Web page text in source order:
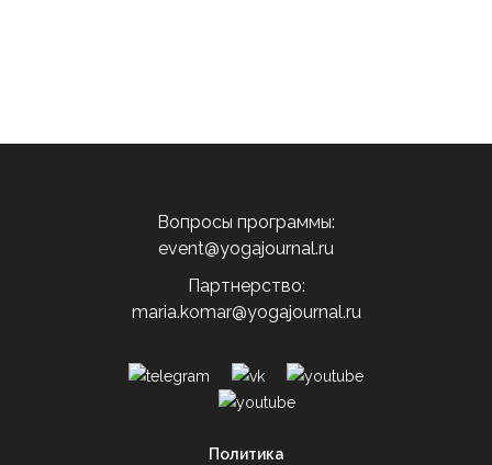
Вопросы программы:
event@yogajournal.ru
Партнерство:
maria.komar@yogajournal.ru
Политика